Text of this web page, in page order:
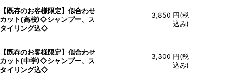
【既存のお客様限定】似合わせ
カット(高校)◇シャンプー、ス
タイリング込◇
3,850 円(税
込み)
【既存のお客様限定】似合わせ
カット(中学)◇シャンプー、ス
タイリング込◇
3,300 円(税
込み)